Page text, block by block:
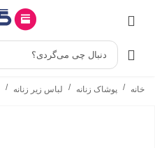
دنبال چی می‌گردی؟
خانه / پوشاک زنانه / لباس زیر زنانه /